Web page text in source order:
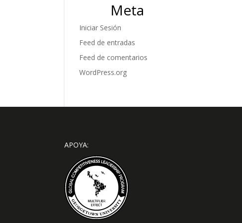
Meta
Iniciar Sesión
Feed de entradas
Feed de comentarios
WordPress.org
APOYA: